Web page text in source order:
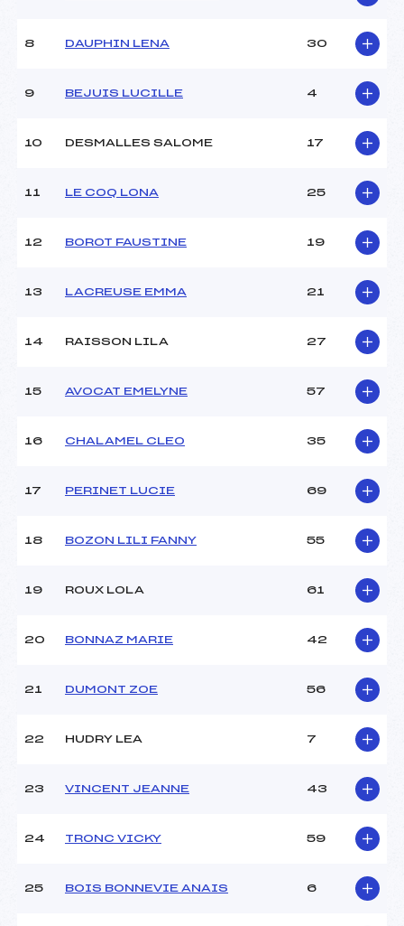
BAZILE GASPARD (SA)
(SA)
Neige :
DURE
Ouvreurs A :
Température départ :
90.0000
Catégorie :
U16
8 DAUPHIN LENA 30
9 BEJUIS LUCILLE 4
10 DESMALLES SALOME 17
11 LE COQ LONA 25
12 BOROT FAUSTINE 19
13 LACREUSE EMMA 21
14 RAISSON LILA 27
15 AVOCAT EMELYNE 57
16 CHALAMEL CLEO 35
17 PERINET LUCIE 69
18 BOZON LILI FANNY 55
19 ROUX LOLA 61
20 BONNAZ MARIE 42
21 DUMONT ZOE 56
22 HUDRY LEA 7
23 VINCENT JEANNE 43
24 TRONC VICKY 59
25 BOIS BONNEVIE ANAIS 6